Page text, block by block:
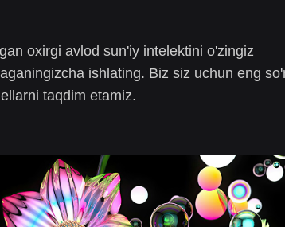
oxirgi avlod sun'iy intelektini o'zingiz
ishlating. Biz siz uchun eng
taqdim etamiz.